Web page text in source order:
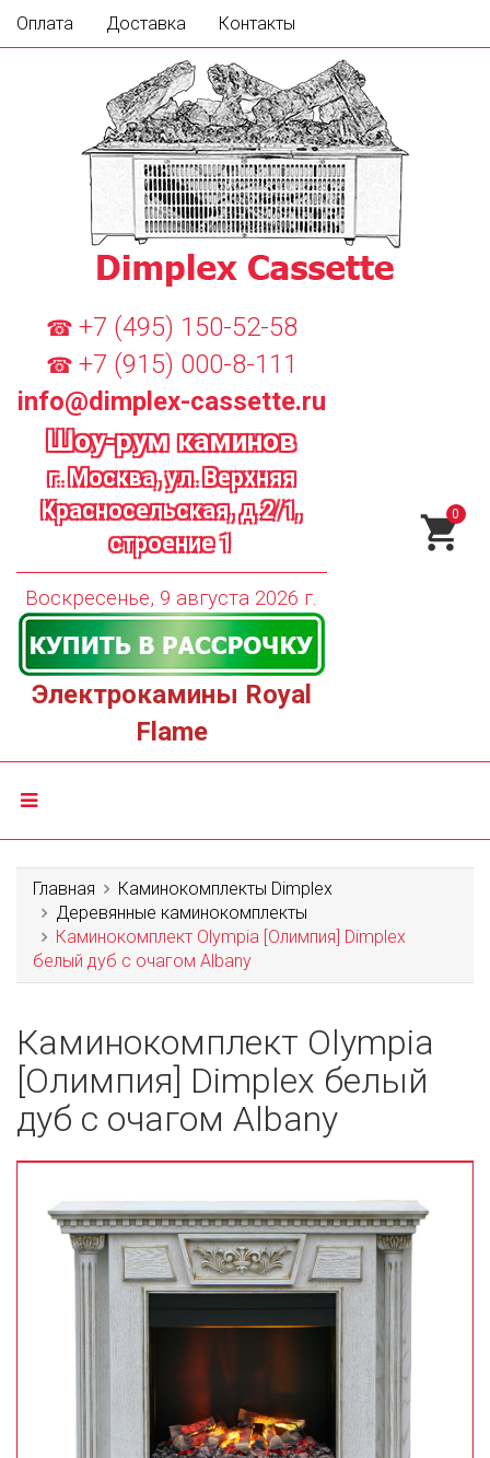
Оплата Доставка Контакты
☎ +7 (495) 150-52-58
☎ +7 (915) 000-8-111
info@dimplex-cassette.ru
Шоу-рум каминов
г. Москва, ул. Верхняя
Красносельская, д.2/1,
строение 1
Воскресенье, 9 августа 2026 г.
Электрокамины Royal
Flame
0
Главная
Каминокомплекты Dimplex
Деревянные каминокомплекты
Каминокомплект Olympia [Олимпия] Dimplex
белый дуб с очагом Albany
Каминокомплект Olympia
[Олимпия] Dimplex белый
дуб с очагом Albany